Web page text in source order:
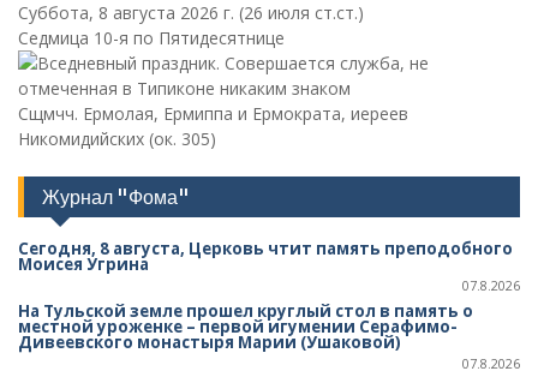
Суббота, 8 августа 2026 г. (26 июля ст.ст.)
Седмица 10-я по Пятидесятнице
Сщмчч. Ермолая, Ермиппа и Ермократа, иереев
Никомидийских (ок. 305)
Журнал "Фома"
Сегодня, 8 августа, Церковь чтит память преподобного
Моисея Угрина
07.8.2026
На Тульской земле прошел круглый стол в память о
местной уроженке – первой игумении Серафимо-
Дивеевского монастыря Марии (Ушаковой)
07.8.2026